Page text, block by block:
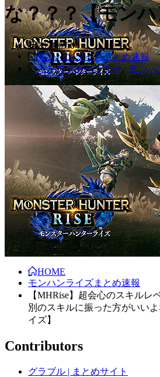
な？？？【モン
2021.07.04
モンハンライズまとめ速報
モンスターハンター, モンハ
HOME
モンハンライズまとめ速報
【MHRise】超会心のスキルレ
別のスキルに振った方がいい
イズ】
Contributors
グラブル | まとめサイト